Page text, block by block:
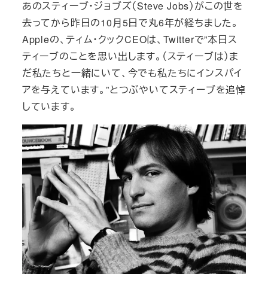
あのスティーブ・ジョブズ（Steve Jobs）がこの世を
去ってから昨日の10月5日で丸6年が経ちました。
Appleの、ティム・クックCEOは、Twitterで”本日ス
ティーブのことを思い出します。（スティーブは）ま
だ私たちと一緒にいて、今でも私たちにインスパイ
アを与えています。”とつぶやいてスティーブを追悼
しています。